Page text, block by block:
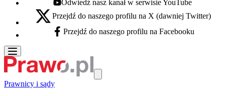
Youtube - otwiera się w nowej karcie
Odwiedź nasz kanał w serwisie YouTube
X - otwiera się w nowej karcie
Przejdź do naszego profilu na X (dawniej Twitter)
Facebook - otwiera się w nowej karcie
Przejdź do naszego profilu na Facebooku
Prawnicy i sądy